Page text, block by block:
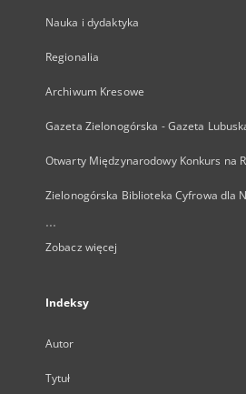
Nauka i dydaktyka
Regionalia
Archiwum Kresowe
Gazeta Zielonogórska - Gazeta
Otwarty Międzynarodowy Konkurs na
Zielonogórska Biblioteka Cyfrowa dla
...
Zobacz więcej
Indeksy
Autor
Tytuł